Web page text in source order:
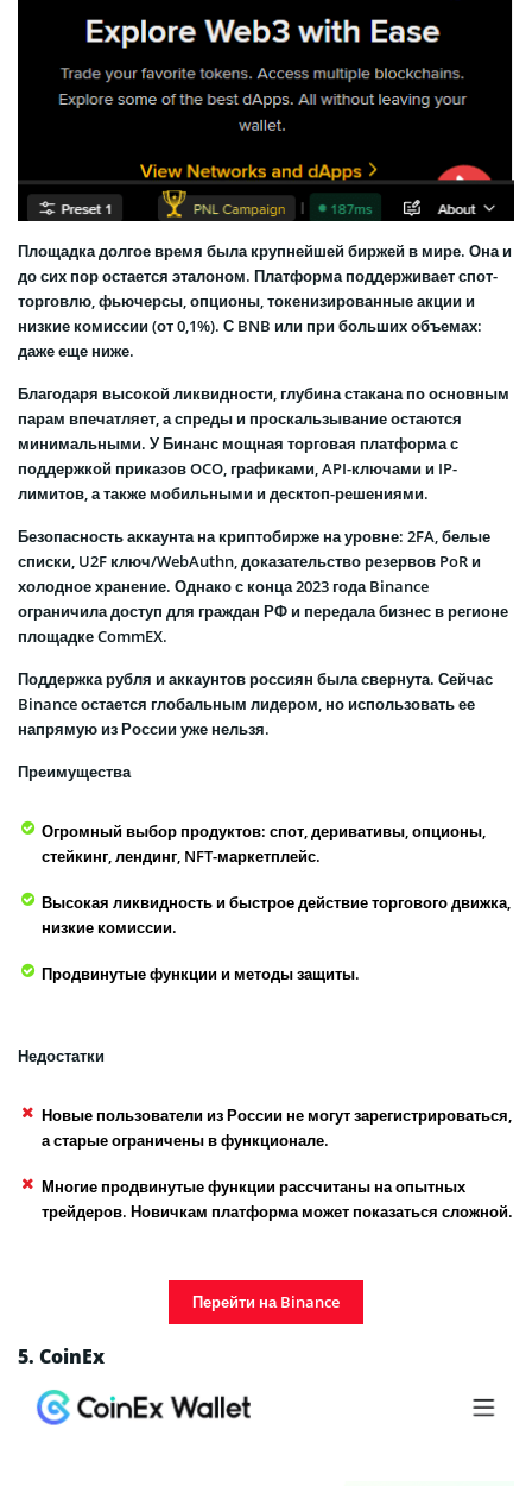
Площадка долгое время была крупнейшей биржей в мире. Она и
до сих пор остается эталоном. Платформа поддерживает спот-
торговлю, фьючерсы, опционы, токенизированные акции и
низкие комиссии (от 0,1%). С BNB или при больших объемах:
даже еще ниже.
Благодаря высокой ликвидности, глубина стакана по основным
парам впечатляет, а спреды и проскальзывание остаются
минимальными. У Бинанс мощная торговая платформа с
поддержкой приказов OCO, графиками, API-ключами и IP-
лимитов, а также мобильными и десктоп-решениями.
Безопасность аккаунта на криптобирже на уровне: 2FA, белые
списки, U2F ключ/WebAuthn, доказательство резервов PoR и
холодное хранение. Однако с конца 2023 года Binance
ограничила доступ для граждан РФ и передала бизнес в регионе
площадке CommEX.
Поддержка рубля и аккаунтов россиян была свернута. Сейчас
Binance остается глобальным лидером, но использовать ее
напрямую из России уже нельзя.
Преимущества
Огромный выбор продуктов: спот, деривативы, опционы,
стейкинг, лендинг, NFT-маркетплейс.
Высокая ликвидность и быстрое действие торгового движка,
низкие комиссии.
Продвинутые функции и методы защиты.
Недостатки
Новые пользователи из России не могут зарегистрироваться,
а старые ограничены в функционале.
Многие продвинутые функции рассчитаны на опытных
трейдеров. Новичкам платформа может показаться сложной.
Перейти на Binance
5. CoinEx